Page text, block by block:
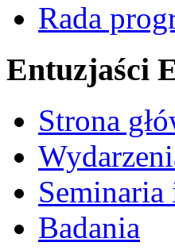
Rada
Entuzjaści
Strona
Badania